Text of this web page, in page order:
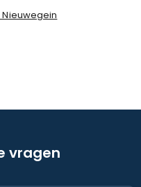
vragen